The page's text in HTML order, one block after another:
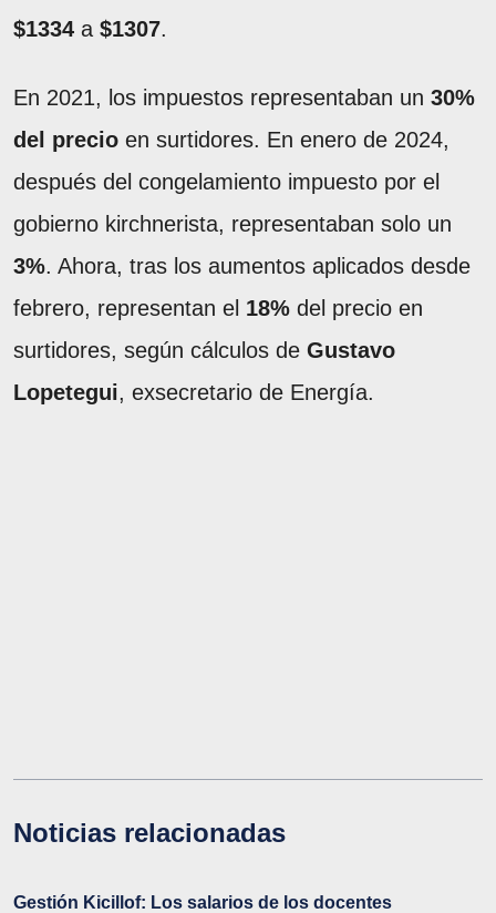
$1334 a $1307.
En 2021, los impuestos representaban un 30%
del precio en surtidores. En enero de 2024,
después del congelamiento impuesto por el
gobierno kirchnerista, representaban solo un
3%. Ahora, tras los aumentos aplicados desde
febrero, representan el 18% del precio en
surtidores, según cálculos de Gustavo
Lopetegui, exsecretario de Energía.
Noticias relacionadas
Gestión Kicillof: Los salarios de los docentes